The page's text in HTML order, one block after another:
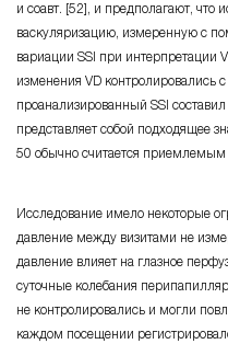
и соавт. [52], и предполагают, что
васкуляризацию, измеренную с
вариации SSI при интерпретации
изменения VD контролировались
проанализированный SSI
представляет собой подходящее
50 обычно считается приемлемым
Исследование имело некоторые
давление между визитами не
давление влияет на глазное
суточные колебания
не контролировались и могли
каждом посещении